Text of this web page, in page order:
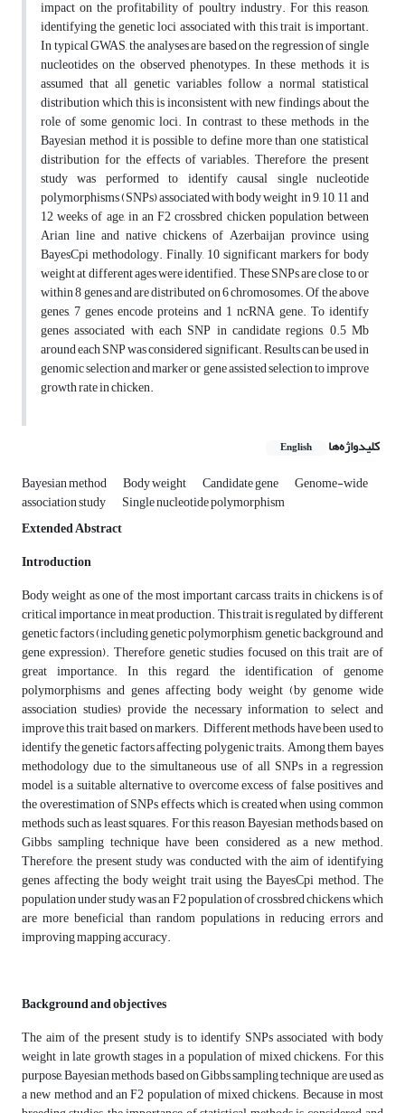
impact on the profitability of poultry industry. For this reason,
identifying the genetic loci associated with this trait is important.
In typical GWAS, the analyses are based on the regression of single
nucleotides on the observed phenotypes. In these methods, it is
assumed that all genetic variables follow a normal statistical
distribution which this is inconsistent with new findings about the
role of some genomic loci. In contrast to these methods, in the
Bayesian method it is possible to define more than one statistical
distribution for the effects of variables. Therefore, the present
study was performed to identify causal single nucleotide
polymorphisms (SNPs) associated with body weight in 9, 10, 11 and
12 weeks of age, in an F2 crossbred chicken population between
Arian line and native chickens of Azerbaijan province using
BayesCpi methodology. Finally, 10 significant markers for body
weight at different ages were identified. These SNPs are close to or
within 8 genes and are distributed on 6 chromosomes. Of the above
genes, 7 genes encode proteins and 1 ncRNA gene. To identify
genes associated with each SNP in candidate regions, 0.5 Mb
around each SNP was considered significant. Results can be used in
genomic selection and marker or gene assisted selection to improve
growth rate in chicken.
کلیدواژه‌ها English
Bayesian method Body weight Candidate gene Genome-wide
association study
Single nucleotide polymorphism
Extended Abstract
Introduction
Body weight as one of the most important carcass traits in chickens is of
critical importance in meat production. This trait is regulated by different
genetic factors (including genetic polymorphism, genetic background, and
gene expression). Therefore, genetic studies focused on this trait are of
great importance. In this regard, the identification of genome
polymorphisms and genes affecting body weight (by genome wide
association studies) provide the necessary information to select and
improve this trait based on markers. Different methods have been used to
identify the genetic factors affecting polygenic traits. Among them bayes
methodology due to the simultaneous use of all SNPs in a regression
model is a suitable alternative to overcome excess of false positives and
the overestimation of SNPs effects which is created when using common
methods such as least squares. For this reason, Bayesian methods based on
Gibbs sampling technique have been considered as a new method.
Therefore, the present study was conducted with the aim of identifying
genes affecting the body weight trait using the BayesCpi method. The
population under study was an F2 population of crossbred chickens, which
are more beneficial than random populations in reducing errors and
improving mapping accuracy.
Background and objectives
The aim of the present study is to identify SNPs associated with body
weight in late growth stages in a population of mixed chickens. For this
purpose, Bayesian methods based on Gibbs sampling technique are used as
a new method and an F2 population of mixed chickens. Because in most